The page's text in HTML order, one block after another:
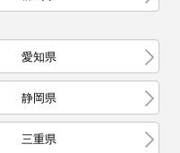
愛知県
静岡県
三重県